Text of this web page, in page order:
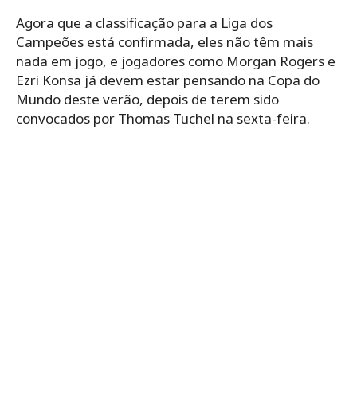
Agora que a classificação para a Liga dos
Campeões está confirmada, eles não têm mais
nada em jogo, e jogadores como Morgan Rogers e
Ezri Konsa já devem estar pensando na Copa do
Mundo deste verão, depois de terem sido
convocados por Thomas Tuchel na sexta-feira.